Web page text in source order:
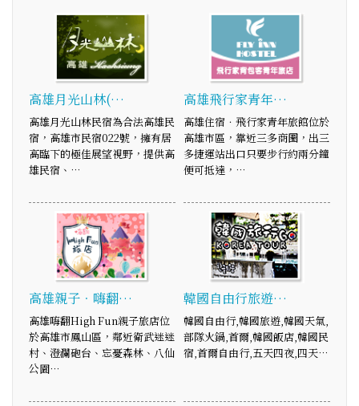
高雄月光山林(…
高雄月光山林民宿為合法高雄民
宿，高雄市民宿022號，擁有居
高臨下的極佳展望視野，提供高
雄民宿、…
高雄飛行家青年…
高雄住宿．飛行家青年旅館位於
高雄市區，靠近三多商圈，出三
多捷運站出口只要步行約兩分鐘
便可抵達，…
高雄親子．嗨翻…
高雄嗨翻High Fun親子旅店位
於高雄市鳳山區，鄰近衛武迷迷
村、澄瀾砲台、忘憂森林、八仙
公園…
韓國自由行旅遊…
韓國自由行,韓國旅遊,韓國天氣,
部隊火鍋,首爾,韓國飯店,韓國民
宿,首爾自由行,五天四夜,四天…